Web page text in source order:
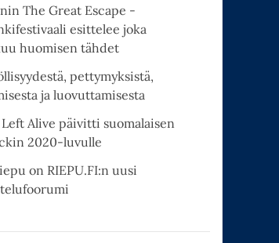
The Great Escape -
esittelee joka
huomisen tähdet
pettymyksistä,
ja luovuttamisesta
Left Alive päivitti suomalaisen
2020-luvulle
on RIEPU.FI:n uusi